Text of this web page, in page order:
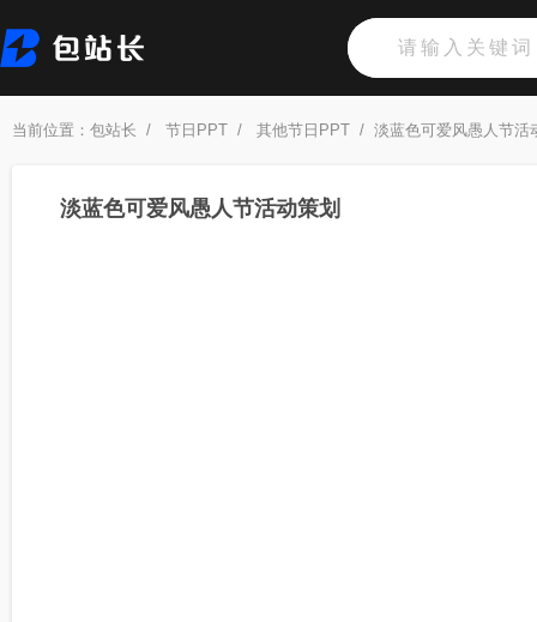
当前位置： 包站长 / 节日PPT / 其他节日PPT / 淡蓝色可爱风愚人节活
淡蓝色可爱风愚人节活动策划